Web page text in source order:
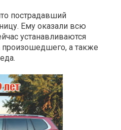
пострадавший
Ему оказали всю
устанавливаются
произошедшего, а также